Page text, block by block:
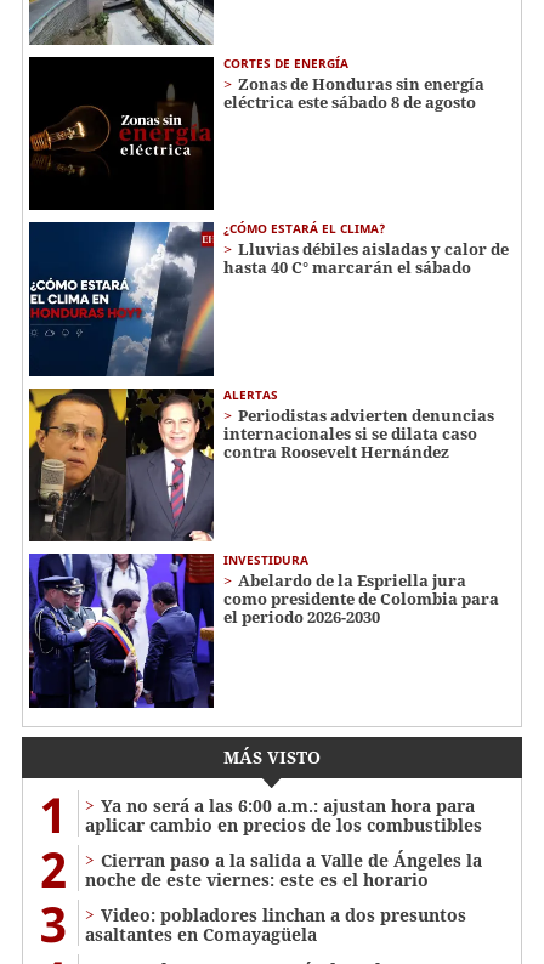
CORTES DE ENERGÍA
Zonas de Honduras sin energía
eléctrica este sábado 8 de agosto
¿CÓMO ESTARÁ EL CLIMA?
Lluvias débiles aisladas y calor de
hasta 40 C° marcarán el sábado
ALERTAS
Periodistas advierten denuncias
internacionales si se dilata caso
contra Roosevelt Hernández
INVESTIDURA
Abelardo de la Espriella jura
como presidente de Colombia para
el periodo 2026-2030
MÁS VISTO
1
Ya no será a las 6:00 a.m.: ajustan hora para
aplicar cambio en precios de los combustibles
2
Cierran paso a la salida a Valle de Ángeles la
noche de este viernes: este es el horario
3
Video: pobladores linchan a dos presuntos
asaltantes en Comayagüela